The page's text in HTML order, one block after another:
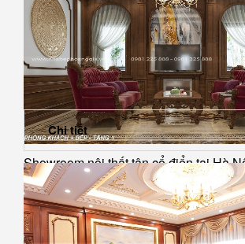
Showroom nội thất tân cổ điển tại Hà
lượng
Chi tiết